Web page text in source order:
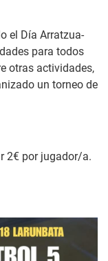
el Día Arratzua-
para todos
otras actividades,
un torneo de
2€ por jugador/a.